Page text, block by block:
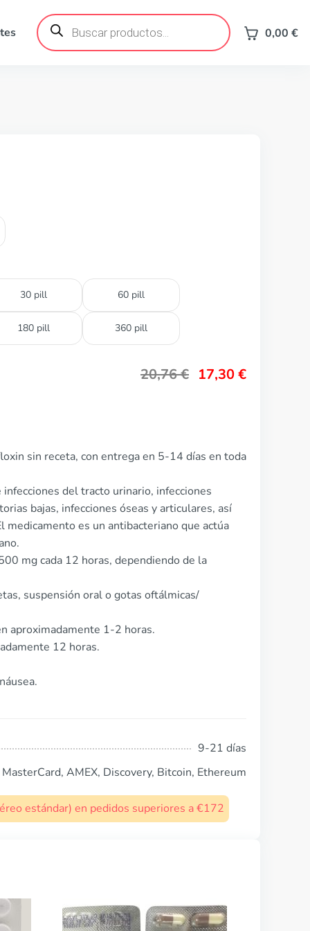
Búsqueda
de
productos 0,00 €
30 pill 60 pill
180 pill 360 pill
20,76€ 17,30€
sin receta, con entrega en 5-14 días en toda
del tracto urinario, infecciones
bajas, infecciones óseas y articulares, así
medicamento es un antibacteriano que actúa
mg cada 12 horas, dependiendo de la
suspensión oral o gotas oftálmicas/
aproximadamente 1-2 horas.
12 horas.
9-21 días
AMEX, Discovery, Bitcoin, Ethereum
estándar) en pedidos superiores a €172